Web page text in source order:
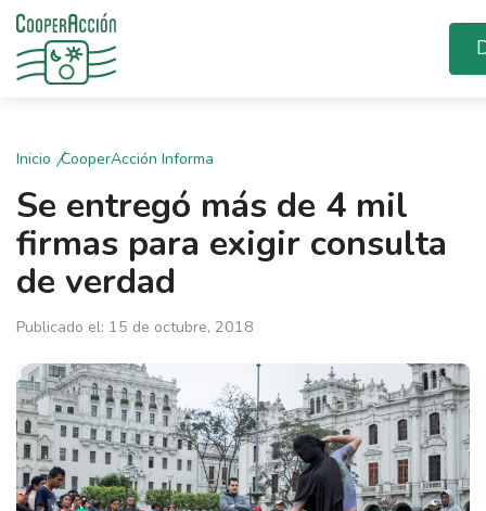
Inicio CooperAcción Informa
Se entregó más de 4 mil
firmas para exigir consulta
de verdad
Publicado el: 15 de octubre, 2018